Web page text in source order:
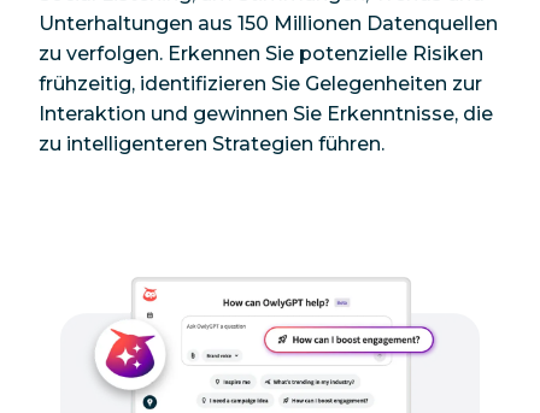
Unterhaltungen aus 150 Millionen Datenquellen
zu verfolgen. Erkennen Sie potenzielle Risiken
frühzeitig, identifizieren Sie Gelegenheiten zur
Interaktion und gewinnen Sie Erkenntnisse, die
zu intelligenteren Strategien führen.